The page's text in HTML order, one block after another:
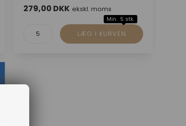
279,00 DKK ekskl. moms
Min. 5 stk.